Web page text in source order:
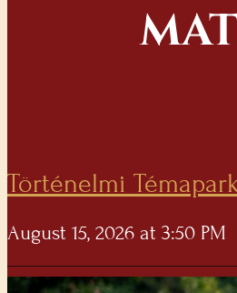
Történelmi
August 15, 2026 at 3:50 PM